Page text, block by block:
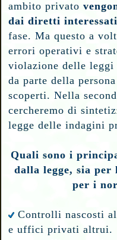
ambito privato
dai diretti
fase. Ma questo a
errori operativi e
violazione delle
da parte della
scoperti. Nella
cercheremo di
legge delle indagini
Quali sono i
dalla legge, sia per
per i
Controlli nascosti
e uffici privati altrui.